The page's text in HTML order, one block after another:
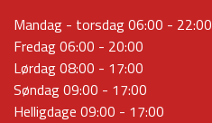
Mandag - torsdag 06:00 - 22:00
Fredag 06:00 - 20:00
Lørdag 08:00 - 17:00
Søndag 09:00 - 17:00
Helligdage 09:00 - 17:00